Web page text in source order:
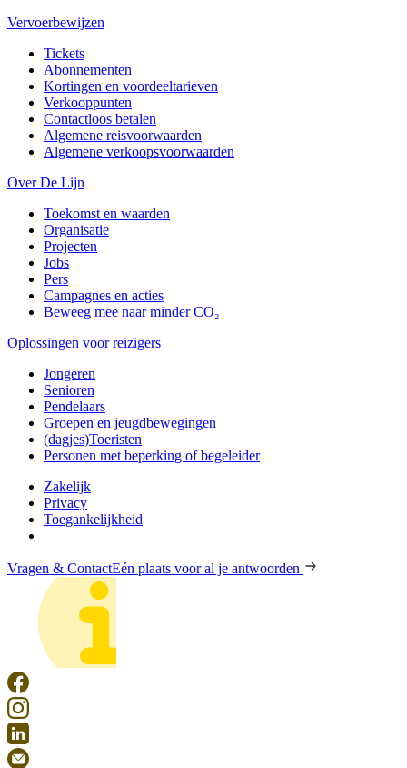
Vervoerbewijzen
Tickets
Abonnementen
Kortingen en voordeeltarieven
Verkooppunten
Contactloos betalen
Algemene reisvoorwaarden
Algemene verkoopsvoorwaarden
Over De Lijn
Toekomst en waarden
Organisatie
Projecten
Jobs
Pers
Campagnes en acties
Beweeg mee naar minder CO₂
Oplossingen voor reizigers
Jongeren
Senioren
Pendelaars
Groepen en jeugdbewegingen
(dagjes)Toeristen
Personen met beperking of begeleider
Zakelijk
Privacy
Toegankelijkheid
Vragen & ContactEén plaats voor al je antwoorden